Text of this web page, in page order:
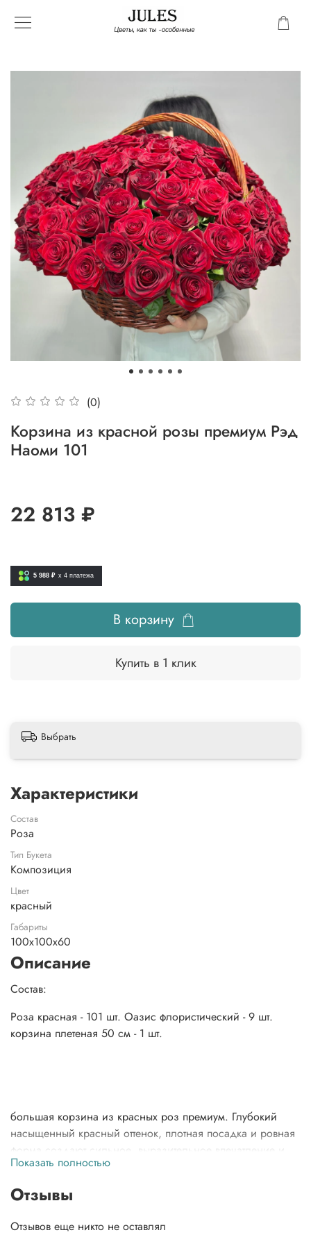
(0)
Корзина из красной розы премиум Рэд
Наоми 101
22 813 ₽
5 988 ₽ x 4 платежа
В корзину
Купить в 1 клик
Выбрать
Характеристики
Состав
Роза
Тип Букета
Композиция
Цвет
красный
Габариты
100x100x60
Описание
Состав:
Роза красная - 101 шт. Оазис флористический - 9 шт.
корзина плетеная 50 см - 1 шт.
большая корзина из красных роз премиум. Глубокий
насыщенный красный оттенок, плотная посадка и ровная
форма создают сильное, выразительное впечатление и
ощущение уверенного жеста. Композиция собрана из
Корзина выглядит масштабно, аккуратно и
Розы подобраны по тону и размеру, формируют плотную
Показать полностью
Отзывы
Отзывов еще никто не оставлял